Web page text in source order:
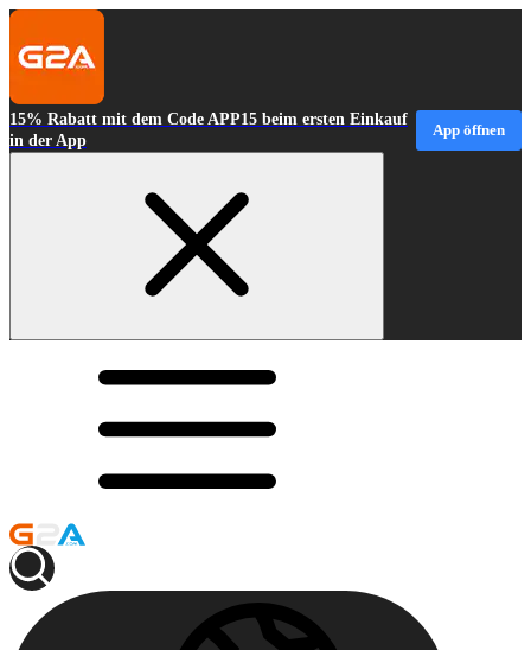
15% Rabatt mit dem Code APP15 beim ersten Einkauf
in der App
App öffnen